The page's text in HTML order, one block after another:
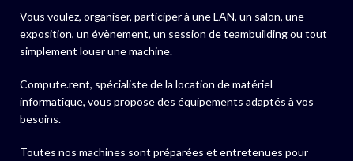
Vous voulez, organiser, participer à une LAN, un salon, une
exposition, un évènement, un session de teambuilding ou tout
simplement louer une machine.
Compute.rent, spécialiste de la location de matériel
informatique, vous propose des équipements adaptés à vos
besoins.
Toutes nos machines sont préparées et entretenues pour